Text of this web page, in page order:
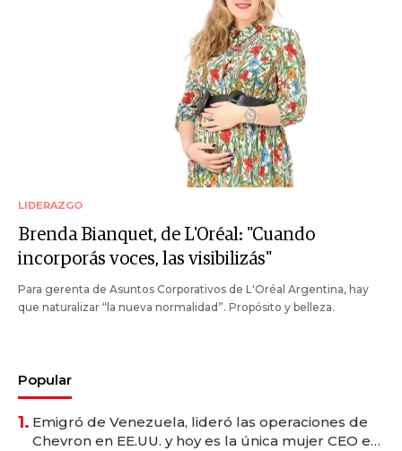
LIDERAZGO
Brenda Bianquet, de L'Oréal: "Cuando
incorporás voces, las visibilizás"
Para gerenta de Asuntos Corporativos de L'Oréal Argentina, hay
que naturalizar “la nueva normalidad”. Propósito y belleza.
Popular
1. Emigró de Venezuela, lideró las operaciones de
Chevron en EE.UU. y hoy es la única mujer CEO en